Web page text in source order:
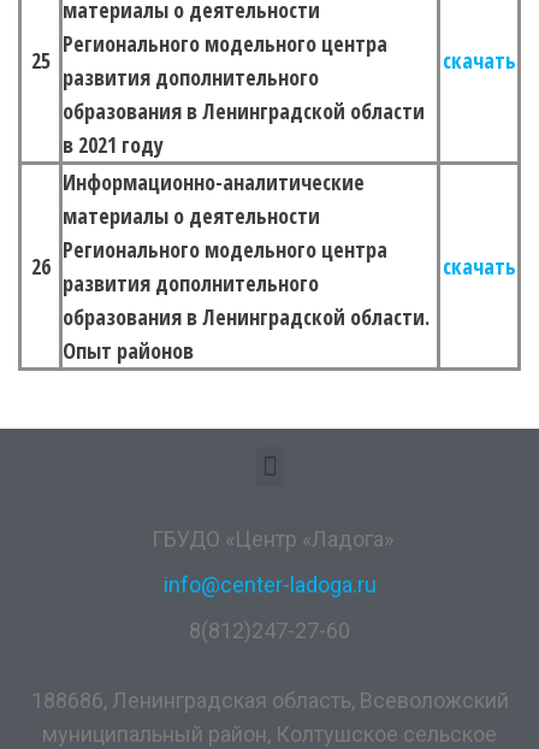
25
материалы о деятельности
Регионального модельного центра
развития дополнительного
образования в Ленинградской области
в 2021 году
скачать
26
Информационно-аналитические
материалы о деятельности
Регионального модельного центра
развития дополнительного
образования в Ленинградской области.
Опыт районов
скачать
ГБУДО «Центр «Ладога»
info@center-ladoga.ru
8(812)247-27-60
188686, Ленинградская область, Всеволожский
муниципальный район, Колтушское сельское